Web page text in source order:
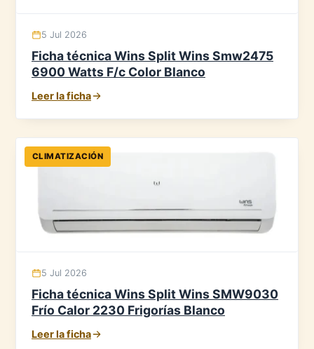
5 Jul 2026
Ficha técnica Wins Split Wins Smw2475
6900 Watts F/c Color Blanco
Leer la ficha
CLIMATIZACIÓN
5 Jul 2026
Ficha técnica Wins Split Wins SMW9030
Frío Calor 2230 Frigorías Blanco
Leer la ficha